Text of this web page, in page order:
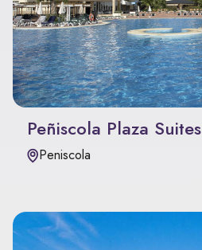
Peñiscola Plaza Suites
Peniscola